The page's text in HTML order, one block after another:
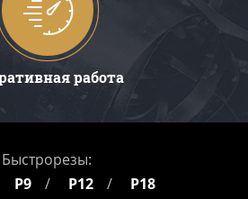
работа
Быстрорезы:
Р9 Р12 Р18